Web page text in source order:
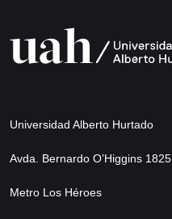
Universidad Alberto Hurtado
Avda. Bernardo O’Higgins 1825
Metro Los Héroes